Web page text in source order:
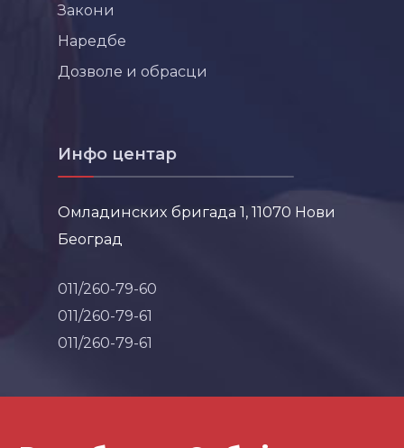
Закони
Наредбе
Дозволе и обрасци
Инфо центар
Омладинских бригада 1, 11070 Нови
Београд
011/260-79-60
011/260-79-61
011/260-79-61